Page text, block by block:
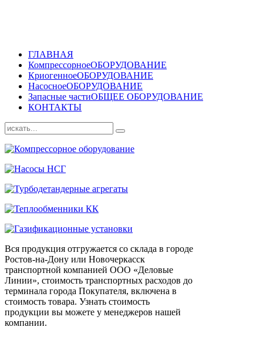
ГЛАВНАЯ
КомпрессорноеОБОРУДОВАНИЕ
КриогенноеОБОРУДОВАНИЕ
НасосноеОБОРУДОВАНИЕ
Запасные частиОБЩЕЕ ОБОРУДОВАНИЕ
КОНТАКТЫ
Вся продукция отгружается со склада в городе
Ростов-на-Дону или Новочеркасск
транспортной компанией ООО «Деловые
Линии», стоимость транспортных расходов до
терминала города Покупателя, включена в
стоимость товара. Узнать стоимость
продукции вы можете у менеджеров нашей
компании.